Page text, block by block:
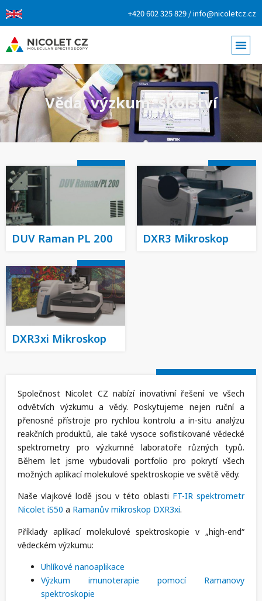
+420 602 325 829 / info@nicoletcz.cz
Věda, výzkum, školství
DUV Raman PL 200 DXR3 Mikroskop
DXR3xi Mikroskop
Společnost Nicolet CZ nabízí inovativní řešení ve všech
odvětvích výzkumu a vědy. Poskytujeme nejen ruční a
přenosné přístroje pro rychlou kontrolu a in-situ analýzu
reakčních produktů, ale také vysoce sofistikované vědecké
spektrometry pro výzkumné laboratoře různých typů.
Během let jsme vybudovali portfolio pro pokrytí všech
možných aplikací molekulové spektroskopie ve světě vědy.
Naše vlajkové lodě jsou v této oblasti FT-IR spektrometr
Nicolet iS50 a Ramanův mikroskop DXR3xi.
Příklady aplikací molekulové spektroskopie v „high-end“
vědeckém výzkumu:
Uhlíkové nanoaplikace
Výzkum imunoterapie pomocí Ramanovy
spektroskopie